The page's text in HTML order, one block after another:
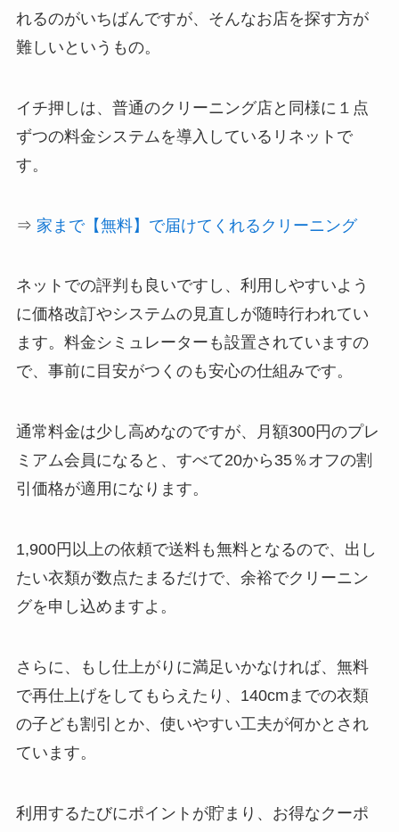
れるのがいちばんですが、そんなお店を探す方が
難しいというもの。
イチ押しは、普通のクリーニング店と同様に１点
ずつの料金システムを導入している リネット で
す。
⇒ 家まで【無料】で届けてくれるクリーニング
ネットでの評判も良いですし、利用しやすいよう
に価格改訂やシステムの見直しが随時行われてい
ます。料金シミュレーターも設置されていますの
で、事前に目安がつくのも安心の仕組みです。
通常料金は少し高めなのですが、月額300円のプレ
ミアム会員になると、すべて20から35％オフの割
引価格が適用になります。
1,900円以上の依頼で送料も無料となるので、出し
たい衣類が数点たまるだけで、余裕でクリーニン
グを申し込めますよ。
さらに、もし仕上がりに満足いかなければ、無料
で再仕上げをしてもらえたり、140cmまでの衣類
の子ども割引とか、使いやすい工夫が何かとされ
ています。
利用するたびにポイントが貯まり、お得なクーポ